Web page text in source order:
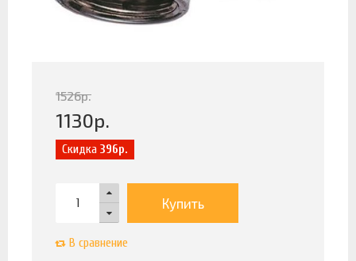
1526р.
1130р.
Скидка 396р.
Купить
В сравнение